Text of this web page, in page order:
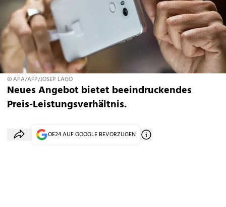
© APA/AFP/JOSEP LAGO
Neues Angebot bietet beeindruckendes
Preis-Leistungsverhältnis.
OE24 AUF GOOGLE BEVORZUGEN